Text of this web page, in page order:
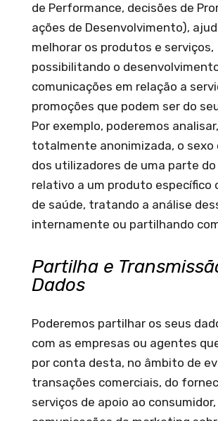
de Performance, decisões de
ações de Desenvolvimento),
melhorar os produtos e serviços,
possibilitando o
comunicações em relação a
promoções que podem ser do
Por exemplo, poderemos
totalmente anonimizada, o sexo
dos utilizadores de uma parte
relativo a um produto específico
de saúde, tratando a análise
internamente ou partilhando
Partilha e
Dados
Poderemos partilhar os seus
com as empresas ou agentes
por conta desta, no âmbito de
transações comerciais, do
serviços de apoio ao